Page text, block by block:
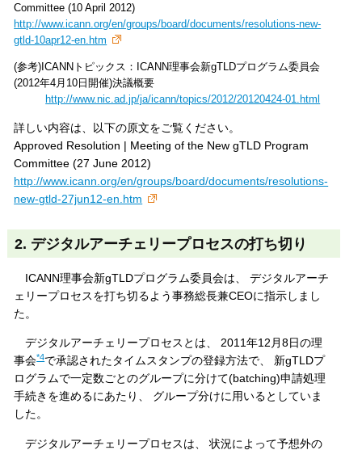
Committee (10 April 2012)
http://www.icann.org/en/groups/board/documents/resolutions-new-
gtld-10apr12-en.htm
(参考)ICANNトピックス：ICANN理事会新gTLDプログラム委員会
(2012年4月10日開催)決議概要
http://www.nic.ad.jp/ja/icann/topics/2012/20120424-01.html
詳しい内容は、以下の原文をご覧ください。
Approved Resolution | Meeting of the New gTLD Program
Committee (27 June 2012)
http://www.icann.org/en/groups/board/documents/resolutions-
new-gtld-27jun12-en.htm
2. デジタルアーチェリープロセスの打ち切り
ICANN理事会新gTLDプログラム委員会は、 デジタルアーチ
ェリープロセスを打ち切るよう事務総長兼CEOに指示しまし
た。
デジタルアーチェリープロセスとは、 2011年12月8日の理
事会*4で承認されたタイムスタンプの登録方法で、 新gTLDプ
ログラムで一定数ごとのグループに分けて(batching)申請処理
手続きを進めるにあたり、 グループ分けに用いるとしていま
した。
デジタルアーチェリープロセスは、 状況によって予想外の